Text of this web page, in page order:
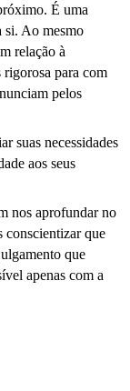
É uma
si. Ao mesmo
relação à
rigorosa para com
pelos
suas necessidades
aos seus
nos aprofundar no
conscientizar que
que
apenas com a